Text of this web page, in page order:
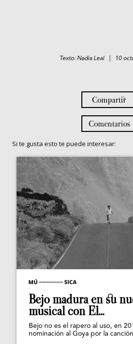
Texto: Nadia Leal | 10
Compartir
Comentarios
Si te gusta esto te puede interesar:
Bejo madura en su
musical con El...
Bejo no es el rapero al uso, en
nominación al Goya por la